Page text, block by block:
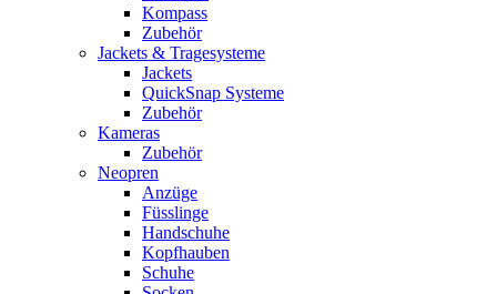
Kompass
Zubehör
Jackets & Tragesysteme
Jackets
QuickSnap Systeme
Zubehör
Kameras
Zubehör
Neopren
Anzüge
Füsslinge
Handschuhe
Kopfhauben
Schuhe